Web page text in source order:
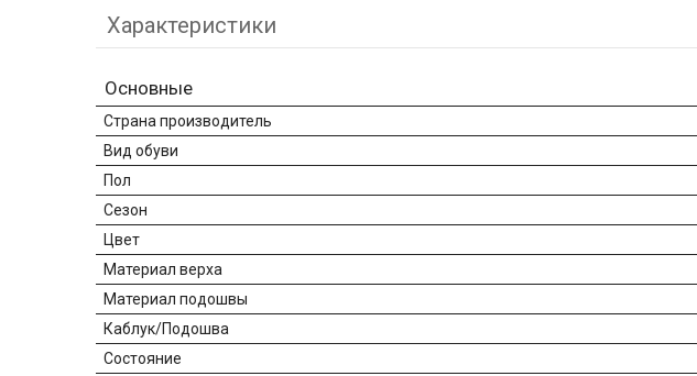
Характеристики
Основные
Страна производитель
Вид обуви
Пол
Сезон
Цвет
Материал верха
Материал подошвы
Каблук/Подошва
Состояние